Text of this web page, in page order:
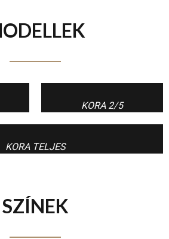
KORA 2/5
KORA TELJES
SZÍNEK